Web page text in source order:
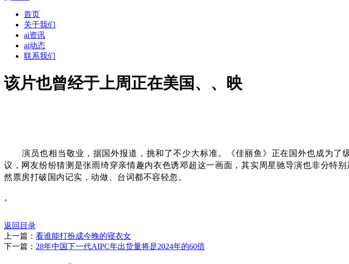
首页
关于我们
ai资讯
ai动态
联系我们
该片也曾经于上周正在美国、、映
演员也相当敬业，据国外报道，挑和了不少大标准。《佳丽鱼》正在国外也成为了
议，网友纷纷猜测是张雨绮穿亲情趣内衣色诱邓超这一画面，其实周星驰导演也非分特
然票房打破国内记实，动做、台词都不容轻忽。
。
返回目录
上一篇： 看谁能打扮成今晚的寝衣女
下一篇： 28年中国下一代AIPC年出货量将是2024年的60倍